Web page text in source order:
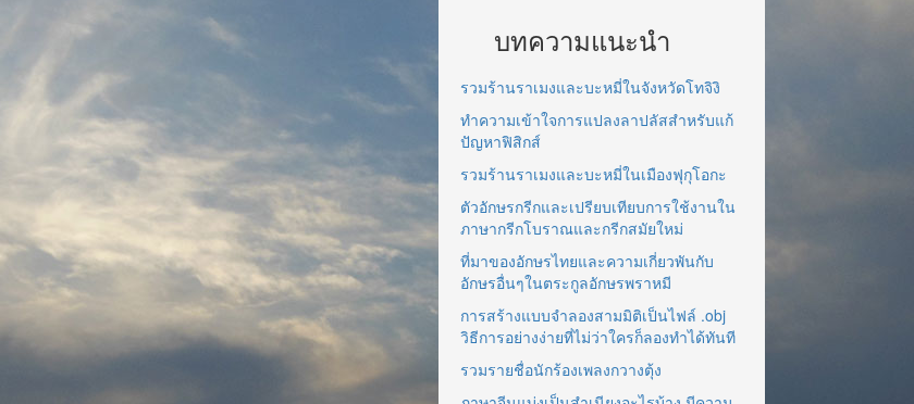
บทความแนะนำ
รวมร้านราเมงและบะหมี่ในจังหวัดโทจิงิ
ทำความเข้าใจการแปลงลาปลัสสำหรับแก้
ปัญหาฟิสิกส์
รวมร้านราเมงและบะหมี่ในเมืองฟุกุโอกะ
ตัวอักษรกรีกและเปรียบเทียบการใช้งานใน
ภาษากรีกโบราณและกรีกสมัยใหม่
ที่มาของอักษรไทยและความเกี่ยวพันกับ
อักษรอื่นๆในตระกูลอักษรพราหมี
การสร้างแบบจำลองสามมิติเป็นไฟล์ .obj
วิธีการอย่างง่ายที่ไม่ว่าใครก็ลองทำได้ทันที
รวมรายชื่อนักร้องเพลงกวางตุ้ง